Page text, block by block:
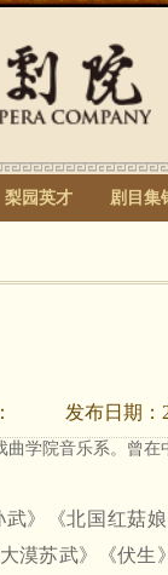
梨园英才 剧目集
发布日期：
学院音乐系。曾
》《北国红菇
漠苏武》《伏